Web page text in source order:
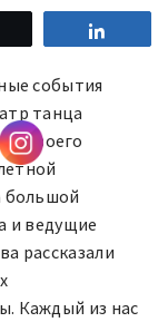
события
танца
своего
большой
и ведущие
рассказали
Каждый из нас